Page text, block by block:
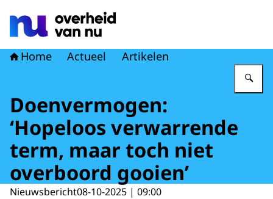
Home Actueel Artikelen
Doenvermogen:
‘Hopeloos verwarrende
term, maar toch niet
overboord gooien’
Nieuwsbericht08-10-2025 | 09:00